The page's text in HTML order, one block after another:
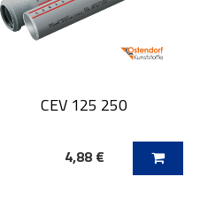
CEV 125 250
4,88 €
DODAJ V KOŠARICO